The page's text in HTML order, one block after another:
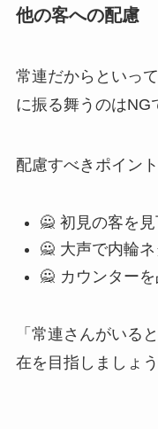
他の客への配慮
常連だからといっ
に振る舞うのはNG
配慮すべきポイント
🙅 初見の客を
🙅 大声で内輪
🙅 カウンター
「常連さんがいる
在を目指しましょう